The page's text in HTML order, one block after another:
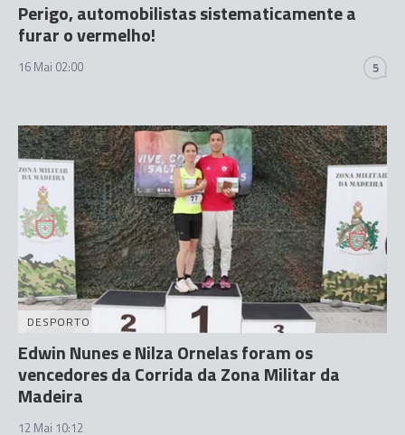
Perigo, automobilistas sistematicamente a
furar o vermelho!
16 Mai 02:00 5
DESPORTO
Edwin Nunes e Nilza Ornelas foram os
vencedores da Corrida da Zona Militar da
Madeira
12 Mai 10:12